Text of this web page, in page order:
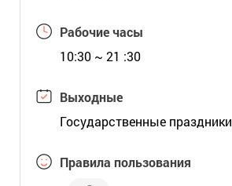
Рабочие часы
10:30 ~ 21 :30
Выходные
Государственные праздники
Правила пользования